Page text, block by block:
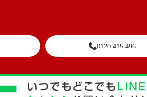
0120-415-496